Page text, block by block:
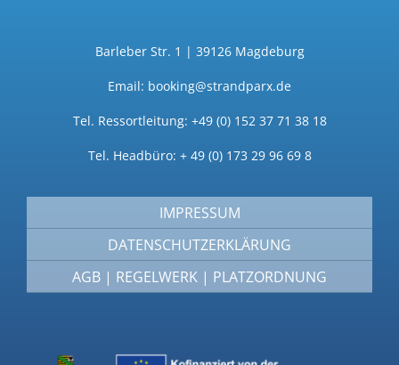
Barleber Str. 1 | 39126 Magdeburg
Email: booking@strandparx.de
Tel. Ressortleitung: +49 (0) 152 37 71 38 18
Tel. Headbüro: + 49 (0) 173 29 96 69 8
IMPRESSUM
DATENSCHUTZERKLÄRUNG
AGB | REGELWERK | PLATZORDNUNG